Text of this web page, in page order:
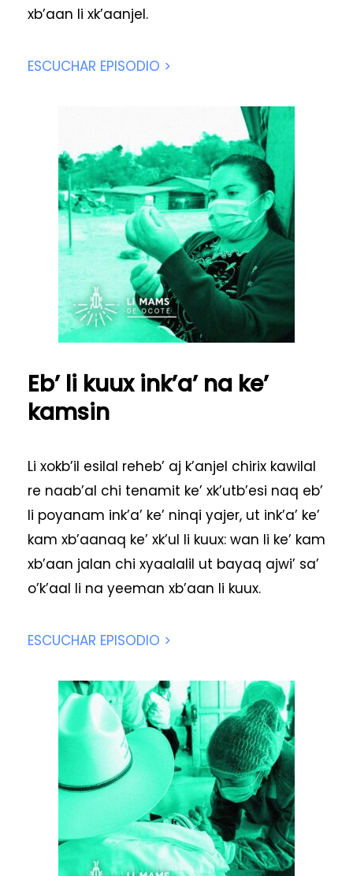
xb’aan li xk’aanjel.
ESCUCHAR EPISODIO >
Eb’ li kuux ink’a’ na ke’
kamsin
Li xokb’il esilal reheb’ aj k’anjel chirix kawilal
re naab’al chi tenamit ke’ xk’utb’esi naq eb’
li poyanam ink’a’ ke’ ninqi yajer, ut ink’a’ ke’
kam xb’aanaq ke’ xk’ul li kuux: wan li ke’ kam
xb’aan jalan chi xyaalalil ut bayaq ajwi’ sa’
o’k’aal li na yeeman xb’aan li kuux.
ESCUCHAR EPISODIO >